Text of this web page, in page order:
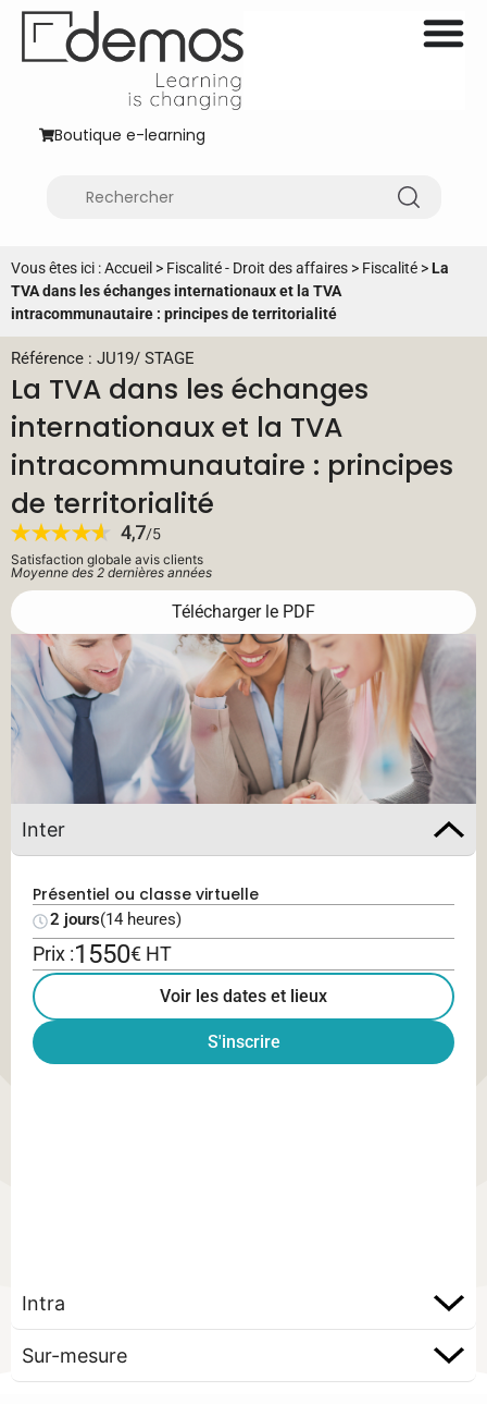
Boutique e-learning
Vous êtes ici :Accueil > Fiscalité - Droit des affaires > Fiscalité >La
TVA dans les échanges internationaux et la TVA
intracommunautaire : principes de territorialité
Référence : JU19/ STAGE
La TVA dans les échanges
internationaux et la TVA
intracommunautaire : principes
de territorialité
Satisfaction globale avis clients
Moyenne des 2 dernières années
Télécharger le PDF
Inter
Présentiel ou classe virtuelle
2 jours(14 heures)
Prix :1550€ HT
Voir les dates et lieux
S'inscrire
Intra
Sur-mesure